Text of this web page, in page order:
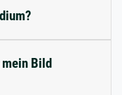
Bild